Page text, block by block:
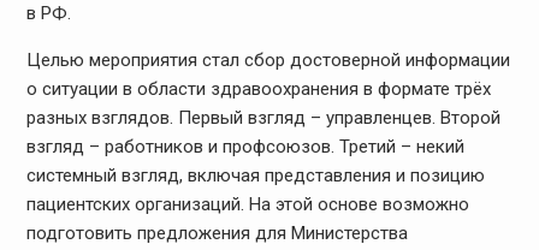
в РФ.
Целью мероприятия стал сбор достоверной информации
о ситуации в области здравоохранения в формате трёх
разных взглядов. Первый взгляд – управленцев. Второй
взгляд – работников и профсоюзов. Третий – некий
системный взгляд, включая представления и позицию
пациентских организаций. На этой основе возможно
подготовить предложения для Министерства